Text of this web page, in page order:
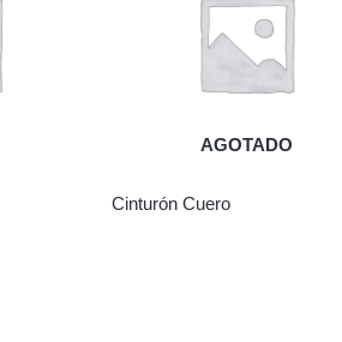
AGOTADO
Cinturón Cuero